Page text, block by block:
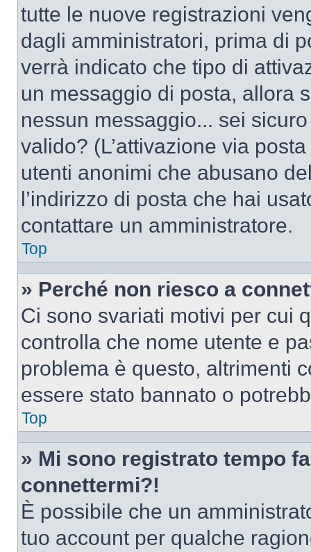
tutte le nuove registrazioni
dagli amministratori, prima di
verrà indicato che tipo di
un messaggio di posta, allora
nessun messaggio... sei
valido? (L’attivazione via
utenti anonimi che abusano
l’indirizzo di posta che hai
contattare un amministratore.
Top
» Perché non riesco a
Ci sono svariati motivi per cui
controlla che nome utente e
problema è questo, altrimenti
essere stato bannato o
Top
» Mi sono registrato tempo
connettermi?!
È possibile che un
tuo account per qualche